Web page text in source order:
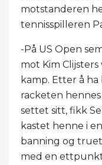
motstanderen
tennisspilleren
-På US Open
mot Kim
kamp. Etter å
racketen
settet sitt, fikk
kastet henne i
banning og
med en